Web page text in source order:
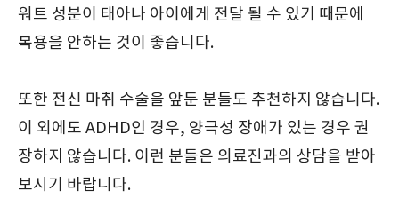
워트 성분이 태아나 아이에게 전달 될 수 있기 때문에
복용을 안하는 것이 좋습니다.
또한 전신 마취 수술을 앞둔 분들도 추천하지 않습니다.
이 외에도 ADHD인 경우, 양극성 장애가 있는 경우 권
장하지 않습니다. 이런 분들은 의료진과의 상담을 받아
보시기 바랍니다.